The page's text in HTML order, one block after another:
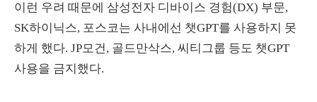
이런 우려 때문에 삼성전자 디바이스 경험(DX) 부문,
SK하이닉스, 포스코는 사내에선 챗GPT를 사용하지 못
하게 했다. JP모건, 골드만삭스, 씨티그룹 등도 챗GPT
사용을 금지했다.